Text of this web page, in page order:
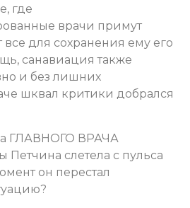
где
врачи примут
для сохранения ему его
санавиация также
и без лишних
шквал критики добрался
ГЛАВНОГО ВРАЧА
Петчина слетела с пульса
он перестал